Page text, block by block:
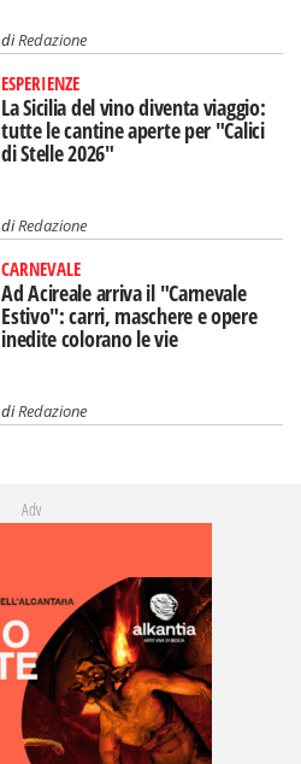
diRedazione
ESPERIENZE
La Sicilia del vino diventa viaggio:
tutte le cantine aperte per "Calici
di Stelle 2026"
diRedazione
CARNEVALE
Ad Acireale arriva il "Carnevale
Estivo": carri, maschere e opere
inedite colorano le vie
diRedazione
Adv